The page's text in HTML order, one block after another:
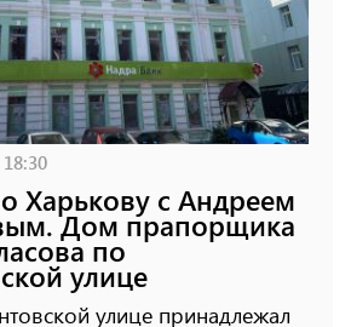
Харькову с Андреем
Дом прапорщика
по
улице
улице принадлежал